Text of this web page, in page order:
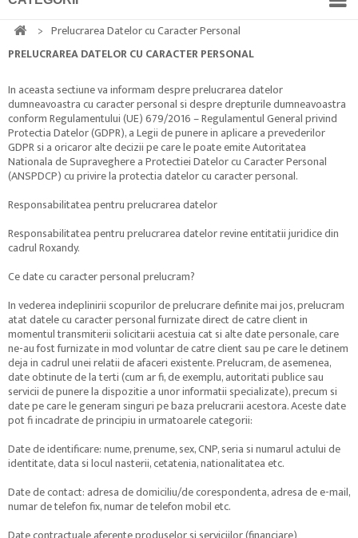
> Prelucrarea Datelor cu Caracter Personal
PRELUCRAREA DATELOR CU CARACTER PERSONAL
In aceasta sectiune va informam despre prelucrarea datelor
dumneavoastra cu caracter personal si despre drepturile dumneavoastra
conform Regulamentului (UE) 679/2016 – Regulamentul General privind
Protectia Datelor (GDPR), a Legii de punere in aplicare a prevederilor
GDPR si a oricaror alte decizii pe care le poate emite Autoritatea
Nationala de Supraveghere a Protectiei Datelor cu Caracter Personal
(ANSPDCP) cu privire la protectia datelor cu caracter personal.
Responsabilitatea pentru prelucrarea datelor
Responsabilitatea pentru prelucrarea datelor revine entitatii juridice din
cadrul Roxandy.
Ce date cu caracter personal prelucram?
In vederea indeplinirii scopurilor de prelucrare definite mai jos, prelucram
atat datele cu caracter personal furnizate direct de catre client in
momentul transmiterii solicitarii acestuia cat si alte date personale, care
ne-au fost furnizate in mod voluntar de catre client sau pe care le detinem
deja in cadrul unei relatii de afaceri existente. Prelucram, de asemenea,
date obtinute de la terti (cum ar fi, de exemplu, autoritati publice sau
servicii de punere la dispozitie a unor informatii specializate), precum si
date pe care le generam singuri pe baza prelucrarii acestora. Aceste date
pot fi incadrate de principiu in urmatoarele categorii:
Date de identificare: nume, prenume, sex, CNP, seria si numarul actului de
identitate, data si locul nasterii, cetatenia, nationalitatea etc.
Date de contact: adresa de domiciliu/de corespondenta, adresa de e-mail,
numar de telefon fix, numar de telefon mobil etc.